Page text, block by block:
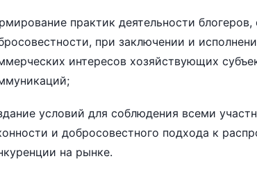
практик деятельности
при заключении и
интересов хозяйствующих
условий для соблюдения всеми
и добросовестного подхода к
на рынке.